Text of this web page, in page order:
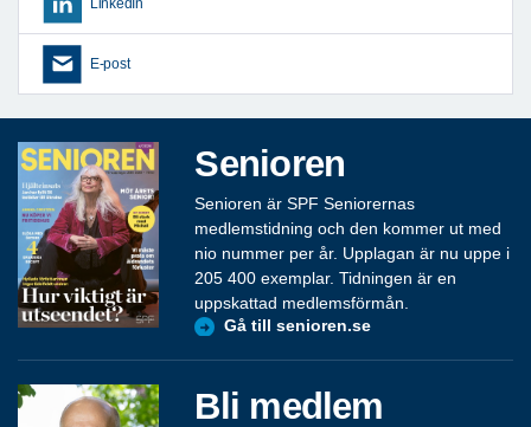
LinkedIn
E-post
Senioren
Senioren är SPF Seniorernas
medlemstidning och den kommer ut med
nio nummer per år. Upplagan är nu uppe i
205 400 exemplar. Tidningen är en
uppskattad medlemsförmån.
Gå till senioren.se
Bli medlem